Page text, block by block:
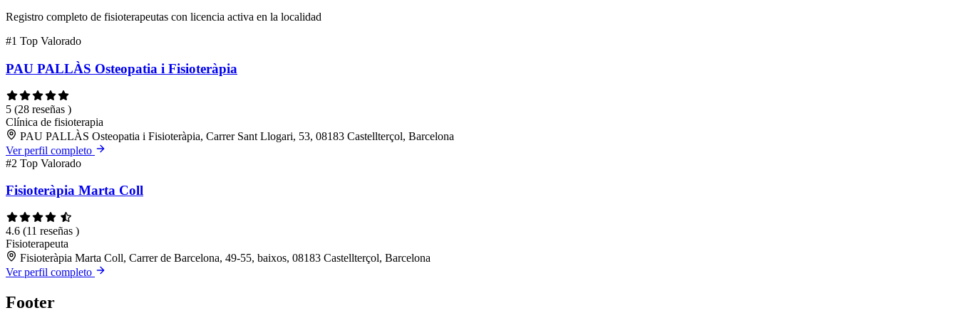
Registro completo de fisioterapeutas con licencia activa en la localidad
#1 Top Valorado
PAU PALLÀS Osteopatia i Fisioteràpia
5 (28 reseñas )
Clínica de fisioterapia
PAU PALLÀS Osteopatia i Fisioteràpia, Carrer Sant Llogari, 53, 08183 Castellterçol, Barcelona
Ver perfil completo
#2 Top Valorado
Fisioteràpia Marta Coll
4.6 (11 reseñas )
Fisioterapeuta
Fisioteràpia Marta Coll, Carrer de Barcelona, 49-55, baixos, 08183 Castellterçol, Barcelona
Ver perfil completo
Footer